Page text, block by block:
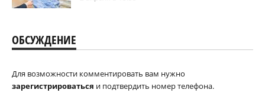
ОБСУЖДЕНИЕ
Для возможности комментировать вам нужно
зарегистрироваться и подтвердить номер телефона.